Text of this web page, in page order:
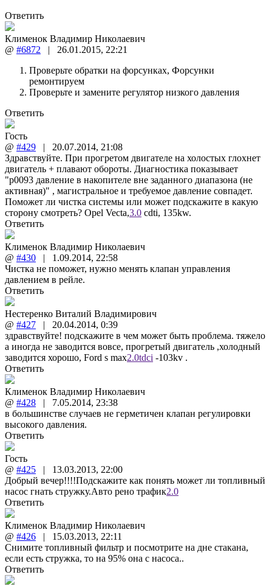
Ответить
Клименок Владимир Николаевич
@ #6872 | 26.01.2015, 22:21
Проверьте обратки на форсунках, Форсунки
ремонтируем
Проверьте и замените регулятор низкого давления
Ответить
Гость
@ #429 | 20.07.2014, 21:08
Здравствуйте. При прогретом двигателе на холостых глохнет
двигатель + плавают обороты. Диагностика показывает
"р0093 давление в накопителе вне заданного диапазона (не
активная)" , магистральное и требуемое давление совпадет.
Поможет ли чистка системы или может подскажите в какую
сторону смотреть? Opel Vecta,3.0 cdti, 135kw.
Ответить
Клименок Владимир Николаевич
@ #430 | 1.09.2014, 22:58
Чистка не поможет, нужно менять клапан управления
давлением в рейле.
Ответить
Нестеренко Виталий Владимирович
@ #427 | 20.04.2014, 0:39
здравствуйте! подскажите в чем может быть проблема. тяжело
а иногда не заводится вовсе, прогретый двигатель ,холодный
заводится хорошо, Ford s max2.0tdci -103kv .
Ответить
Клименок Владимир Николаевич
@ #428 | 7.05.2014, 23:38
в большинстве случаев не герметичен клапан регулировки
высокого давления.
Ответить
Гость
@ #425 | 13.03.2013, 22:00
Добрый вечер!!!!Подскажите как понять может ли топливный
насос гнать стружку.Авто рено трафик2.0
Ответить
Клименок Владимир Николаевич
@ #426 | 15.03.2013, 22:11
Снимите топливный фильтр и посмотрите на дне стакана,
если есть стружка, то на 95% она с насоса..
Ответить